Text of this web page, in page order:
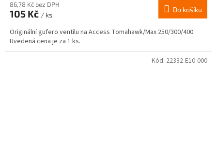
86,78 Kč bez DPH
105 Kč / ks
Do košíku
Originální gufero ventilu na Access Tomahawk/Max 250/300/400.
Uvedená cena je za 1 ks.
Kód: 22332-E10-000